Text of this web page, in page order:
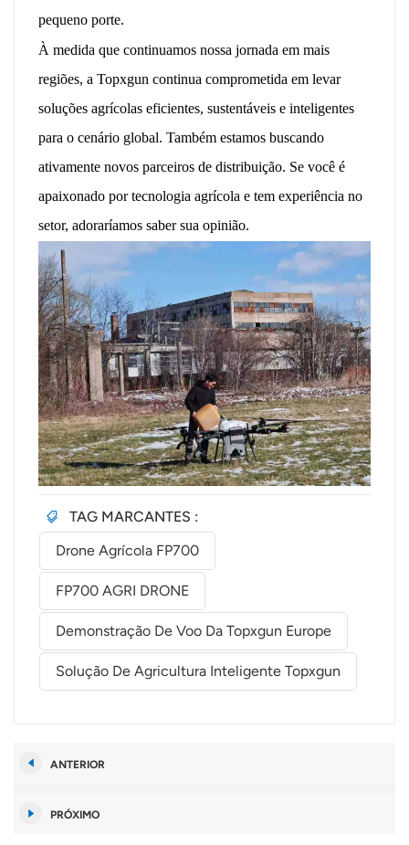
pequeno porte.
À medida que continuamos nossa jornada em mais
regiões, a Topxgun continua comprometida em levar
soluções agrícolas eficientes, sustentáveis ​​e inteligentes
para o cenário global. Também estamos buscando
ativamente novos parceiros de distribuição. Se você é
apaixonado por tecnologia agrícola e tem experiência no
setor, adoraríamos saber sua opinião.
TAG MARCANTES :
Drone Agrícola FP700
FP700 AGRI DRONE
Demonstração De Voo Da Topxgun Europe
Solução De Agricultura Inteligente Topxgun
ANTERIOR
PRÓXIMO